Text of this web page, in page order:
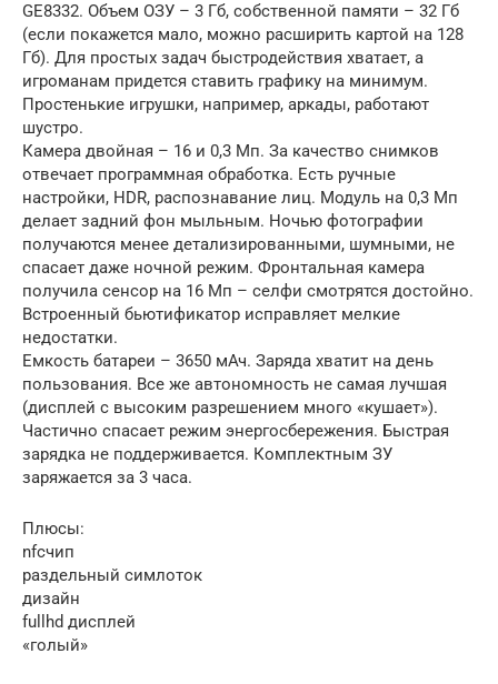
GE8332. Объем ОЗУ – 3 Гб, собственной памяти – 32 Гб
(если покажется мало, можно расширить картой на 128
Гб). Для простых задач быстродействия хватает, а
игроманам придется ставить графику на минимум.
Простенькие игрушки, например, аркады, работают
шустро.
Камера двойная – 16 и 0,3 Мп. За качество снимков
отвечает программная обработка. Есть ручные
настройки, HDR, распознавание лиц. Модуль на 0,3 Мп
делает задний фон мыльным. Ночью фотографии
получаются менее детализированными, шумными, не
спасает даже ночной режим. Фронтальная камера
получила сенсор на 16 Мп – селфи смотрятся достойно.
Встроенный бьютификатор исправляет мелкие
недостатки.
Емкость батареи – 3650 мАч. Заряда хватит на день
пользования. Все же автономность не самая лучшая
(дисплей с высоким разрешением много «кушает»).
Частично спасает режим энергосбережения. Быстрая
зарядка не поддерживается. Комплектным ЗУ
заряжается за 3 часа.
Плюсы:
nfcчип
раздельный симлоток
дизайн
fullhd дисплей
«голый»